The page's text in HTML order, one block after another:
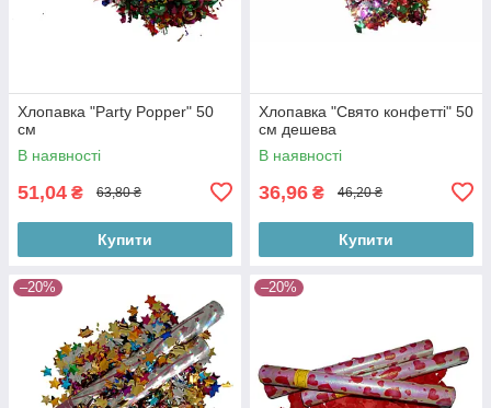
Хлопавка "Party Popper" 50
см
В наявності
51,04 ₴ 63,80 ₴
Купити
Хлопавка "Свято конфетті" 50
см дешева
В наявності
36,96 ₴ 46,20 ₴
Купити
–20% –20%